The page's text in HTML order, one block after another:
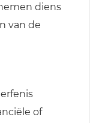
diens
van de
of